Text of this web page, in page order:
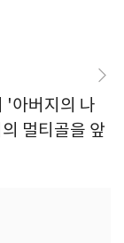
'아버지의 나
멀티골을 앞